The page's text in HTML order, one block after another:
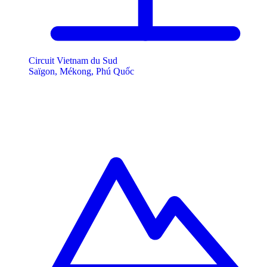
Circuit Vietnam du Sud
Saïgon, Mékong, Phú Quốc